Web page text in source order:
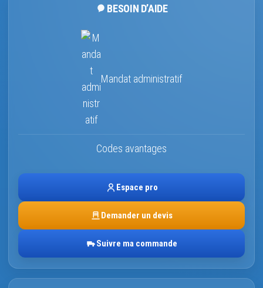
BESOIN D’AIDE
Mandat administratif
Codes avantages
Espace pro
Demander un devis
Suivre ma commande